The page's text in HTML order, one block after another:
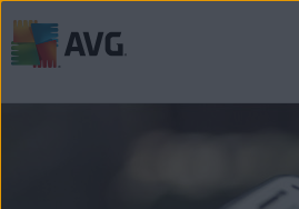
directement